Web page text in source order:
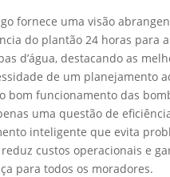
fornece uma visão
do plantão 24 horas para
d’água, destacando as
de um planejamento
bom funcionamento das
uma questão de
inteligente que evita
custos operacionais e
para todos os moradores.